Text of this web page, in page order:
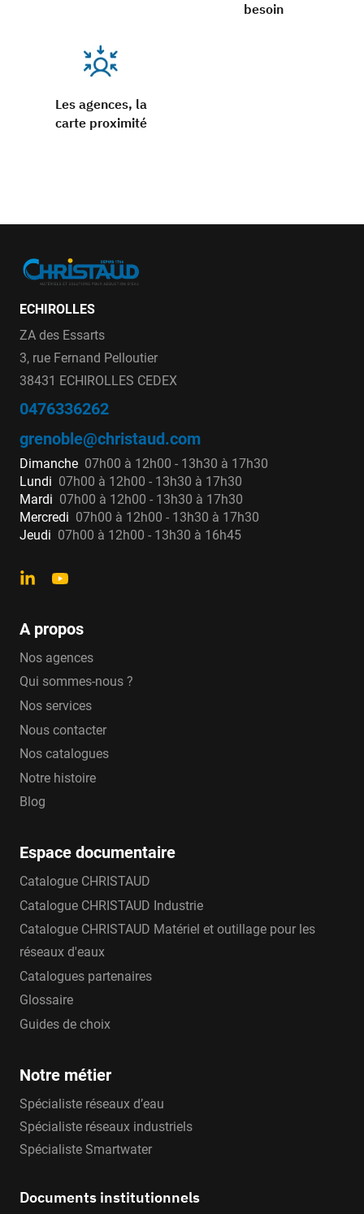
besoin
Les agences, la
carte proximité
ECHIROLLES
ZA des Essarts
3, rue Fernand Pelloutier
38431 ECHIROLLES CEDEX
0476336262
grenoble@christaud.com
Dimanche 07h00 à 12h00 - 13h30 à 17h30
Lundi 07h00 à 12h00 - 13h30 à 17h30
Mardi 07h00 à 12h00 - 13h30 à 17h30
Mercredi 07h00 à 12h00 - 13h30 à 17h30
Jeudi 07h00 à 12h00 - 13h30 à 16h45
A propos
Nos agences
Qui sommes-nous ?
Nos services
Nous contacter
Nos catalogues
Notre histoire
Blog
Espace documentaire
Catalogue CHRISTAUD
Catalogue CHRISTAUD Industrie
Catalogue CHRISTAUD Matériel et outillage pour les
réseaux d'eaux
Catalogues partenaires
Glossaire
Guides de choix
Notre métier
Spécialiste réseaux d’eau
Spécialiste réseaux industriels
Spécialiste Smartwater
Documents institutionnels